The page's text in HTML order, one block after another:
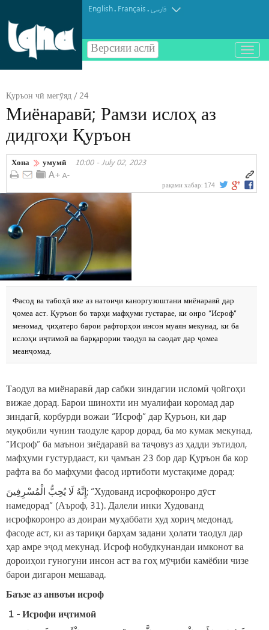
English. Français.فارسی
Версияи аслӣ
باز
و
Қуръон чӣ мегӯяд / 24
Миёнаравӣ; Рамзи ислоҳ аз
дидгоҳи Қуръон
Хона умумӣ 10:00 - July 02, 2023
рақами хабар: 174
Фасод ва табоҳӣ яке аз натоиҷи каноргузоштани миёнаравӣ дар
ҷомеа аст. Қуръон бо тарҳи мафҳуми густарае, ки онро “Исроф”
меномад, ҷиҳатеро барои рафторҳои инсон муаян мекунад, ки ба
ислоҳи иҷтимоӣ ва барқарории таодул ва саодат дар ҷомеа
меанҷомад.
Таодул ва миёнаравӣ дар сабки зиндагии исломӣ ҷойгоҳи
вижае дорад. Барои шинохти ин муалифаи коромад дар
зиндагӣ, корбурди вожаи “Исроф” дар Қуръон, ки дар
муқобили чунин таодуле қарор дорад, ба мо кумак мекунад.
“Исроф” ба маънои зиёдаравӣ ва таҷовуз аз ҳадди эътидол,
мафҳуми густурдааст, ки ҷамъан 23 бор дар Қуръон ба кор
рафта ва бо мафҳуми фасод иртиботи мустақиме дорад:
إِنَّهُ لَا يُحِبُّ الْمُسْرِفِينَ; “Худованд исрофкоронро дӯст
намедорад” (Аъроф, 31). Далели инки Худованд
исрофкоронро аз доираи муҳаббати худ хориҷ медонад,
фасоде аст, ки аз тариқи барҳам задани ҳолати таодул дар
ҳар амре эҷод мекунад. Исроф нобудкунандаи имконот ва
дороиҳои гуногуни инсон аст ва гоҳ мӯҷиби камёбии чизе
барои дигарон мешавад.
Баъзе аз анвоъиисроф
1 -Исрофииҷтимоӣ